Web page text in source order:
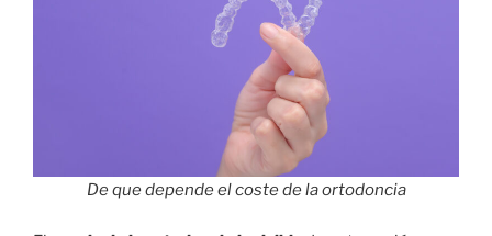
De que depende el coste de la ortodoncia